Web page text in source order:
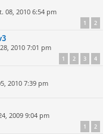
08, 2010 6:54 pm
1 2
2010 7:01 pm
1 2 3 4
2010 7:39 pm
2009 9:04 pm
1 2